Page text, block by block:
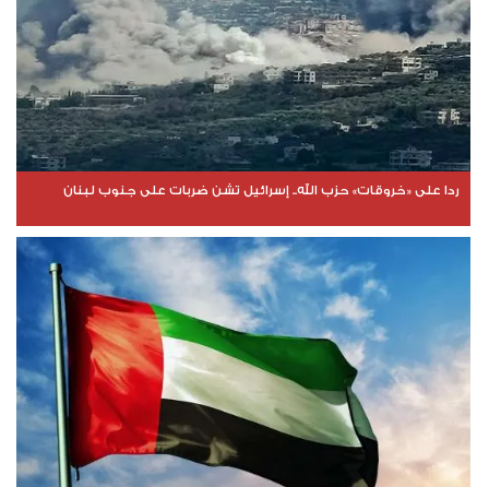
ردا على «خروقات» حزب الله.. إسرائيل تشن ضربات على جنوب لبنان